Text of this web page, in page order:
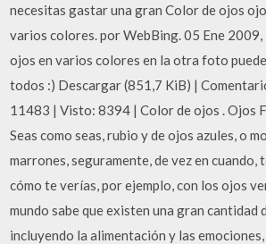
necesitas gastar una gran Color de ojos
varios colores. por WebBing. 05 Ene
ojos en varios colores en la otra foto
todos :) Descargar (851,7 KiB) |
11483 | Visto: 8394 | Color de ojos . Ojos
Seas como seas, rubio y de ojos azules, o
marrones, seguramente, de vez en cuando,
cómo te verías, por ejemplo, con los ojos
mundo sabe que existen una gran cantidad
incluyendo la alimentación y las emociones,